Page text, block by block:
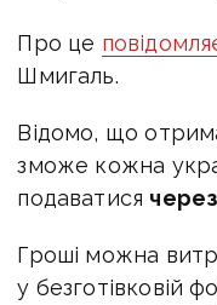
Про це
Шмигаль.
Відомо, що
зможе кожна
подаватися
Гроші можна
у безготівковій